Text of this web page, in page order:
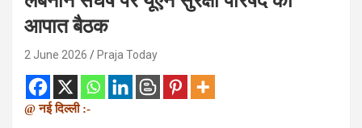
आपात बैठक
2 June 2026 Praja Today
@ नई दिल्ली :-